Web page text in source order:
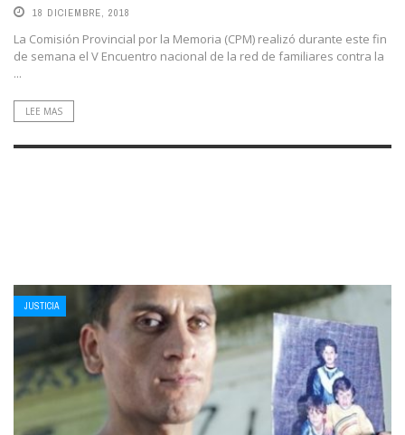
18 DICIEMBRE, 2018
La Comisión Provincial por la Memoria (CPM) realizó durante este fin
de semana el V Encuentro nacional de la red de familiares contra la
...
LEE MAS
JUSTICIA